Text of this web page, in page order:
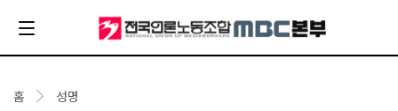
홈 성명